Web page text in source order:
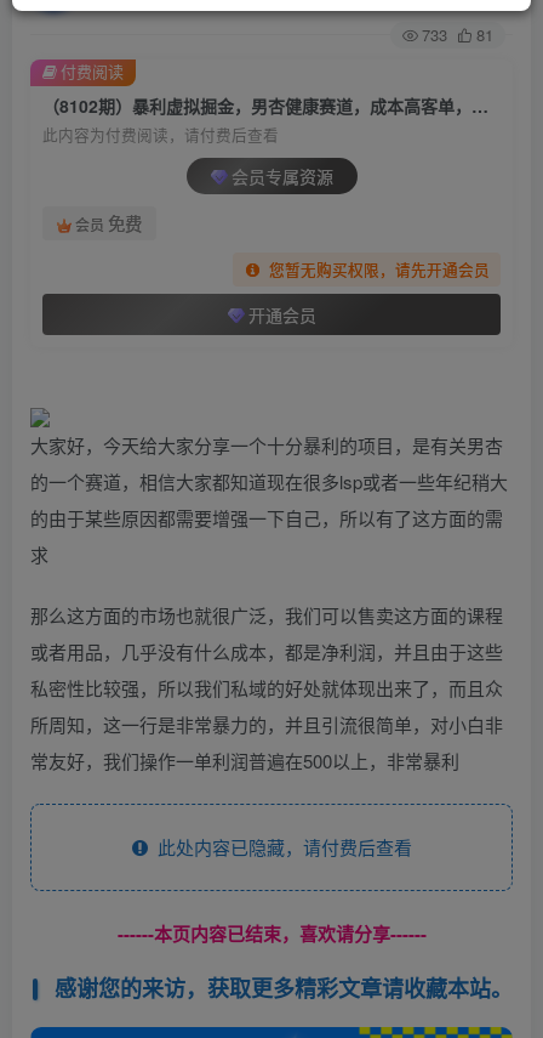
733 81
（8102期）暴利虚拟掘金，男杏健康赛道，成本高客单，单月轻松破万
此内容为付费阅读，请付费后查看
会员专属资源
会员 免费
您暂无购买权限，请先开通会员
开通会员
付费阅读
大家好，今天给大家分享一个十分暴利的项目，是有关男杏
的一个赛道，相信大家都知道现在很多lsp或者一些年纪稍大
的由于某些原因都需要增强一下自己，所以有了这方面的需
求
那么这方面的市场也就很广泛，我们可以售卖这方面的课程
或者用品，几乎没有什么成本，都是净利润，并且由于这些
私密性比较强，所以我们私域的好处就体现出来了，而且众
所周知，这一行是非常暴力的，并且引流很简单，对小白非
常友好，我们操作一单利润普遍在500以上，非常暴利
此处内容已隐藏，请付费后查看
------本页内容已结束，喜欢请分享------
感谢您的来访，获取更多精彩文章请收藏本站。